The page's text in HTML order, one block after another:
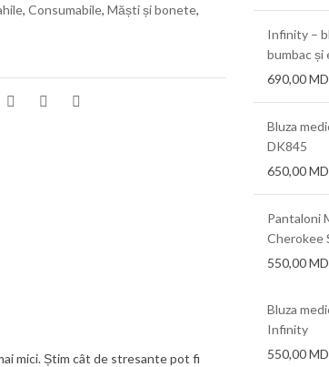
, Consumabile, Măști și bonete,
mici. Știm cât de stresante pot fi
Infinity –
bumbac și
690,00
Bluza
DK845
650,00
Pantaloni
Cherokee
550,00
Bluza
Infinity
550,00